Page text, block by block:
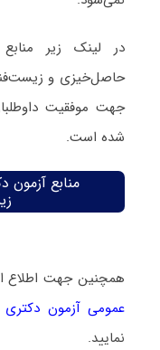
در لینک زیر
حاصل‌خیزی و
شده است.
منابع
همچنین جهت اطلاع
عمومی آزمون دکتری
نمایید.